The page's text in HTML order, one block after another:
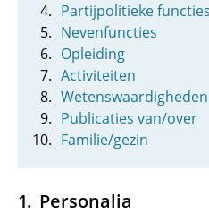
Partijpolitieke functies
Nevenfuncties
Opleiding
Activiteiten
Wetenswaardigheden
Publicaties van/over
Familie/gezin
Personalia